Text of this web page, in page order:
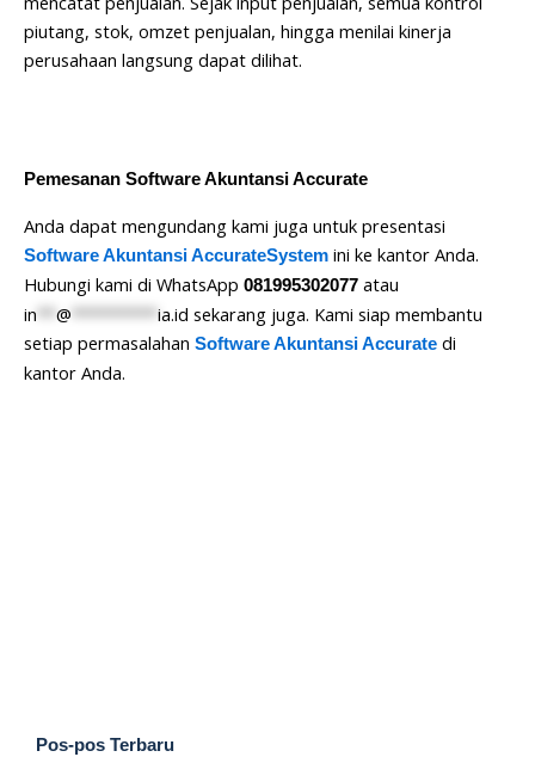
piutang, stok, omzet penjualan, hingga menilai kinerja
perusahaan langsung dapat dilihat.
Pemesanan Software Akuntansi Accurate
Anda dapat mengundang kami juga untuk presentasi
Software Akuntansi AccurateSystem ini ke kantor Anda.
Hubungi kami di WhatsApp 081995302077 atau
in
@ ia.id sekarang juga. Kami siap membantu
setiap permasalahan Software Akuntansi Accurate di
kantor Anda.
Pos-pos Terbaru